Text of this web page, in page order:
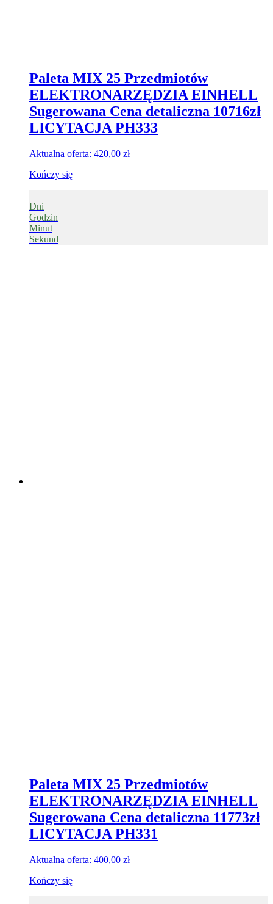
Paleta MIX 25 Przedmiotów
ELEKTRONARZĘDZIA EINHELL
Sugerowana Cena detaliczna 10716zł
LICYTACJA PH333
Aktualna oferta: 420,00 zł
Kończy się
Dni
Godzin
Minut
Sekund
Paleta MIX 25 Przedmiotów
ELEKTRONARZĘDZIA EINHELL
Sugerowana Cena detaliczna 11773zł
LICYTACJA PH331
Aktualna oferta: 400,00 zł
Kończy się